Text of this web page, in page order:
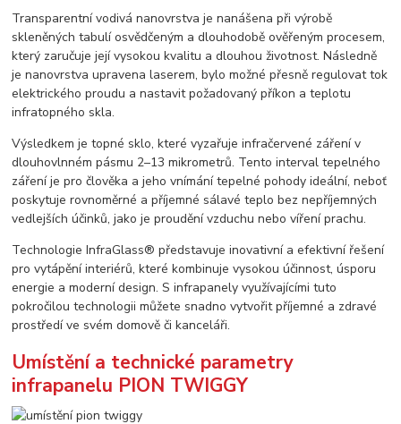
Transparentní vodivá nanovrstva je nanášena při výrobě
skleněných tabulí osvědčeným a dlouhodobě ověřeným procesem,
který zaručuje její vysokou kvalitu a dlouhou životnost. Následně
je nanovrstva upravena laserem, bylo možné přesně regulovat tok
elektrického proudu a nastavit požadovaný příkon a teplotu
infratopného skla.
Výsledkem je topné sklo, které vyzařuje infračervené záření v
dlouhovlnném pásmu 2–13 mikrometrů. Tento interval tepelného
záření je pro člověka a jeho vnímání tepelné pohody ideální, neboť
poskytuje rovnoměrné a příjemné sálavé teplo bez nepříjemných
vedlejších účinků, jako je proudění vzduchu nebo víření prachu.
Technologie InfraGlass® představuje inovativní a efektivní řešení
pro vytápění interiérů, které kombinuje vysokou účinnost, úsporu
energie a moderní design. S infrapanely využívajícími tuto
pokročilou technologii můžete snadno vytvořit příjemné a zdravé
prostředí ve svém domově či kanceláři.
Umístění a technické parametry
infrapanelu PION TWIGGY